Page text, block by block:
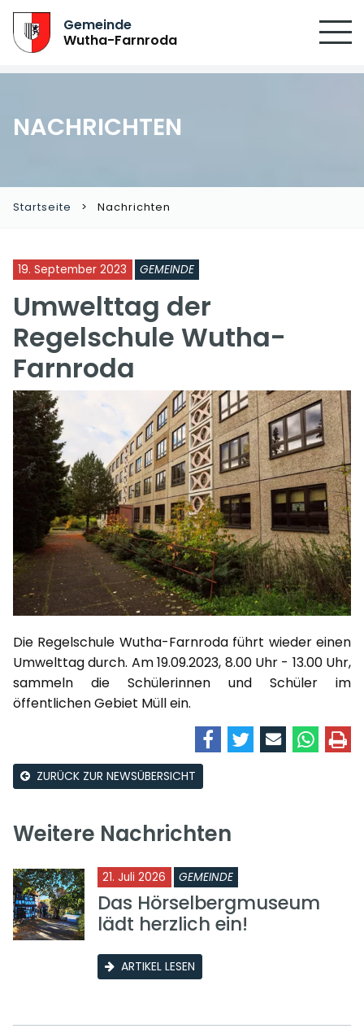
Gemeinde
Wutha-Farnroda
NACHRICHTEN
Startseite Nachrichten
19. September 2023 GEMEINDE
Umwelttag der
Regelschule Wutha-
Farnroda
Die Regelschule Wutha-Farnroda führt wieder einen
Umwelttag durch. Am 19.09.2023, 8.00 Uhr - 13.00 Uhr,
sammeln die Schülerinnen und Schüler im
öffentlichen Gebiet Müll ein.
ZURÜCK ZUR NEWSÜBERSICHT
Weitere Nachrichten
21. Juli 2026 GEMEINDE
Das Hörselbergmuseum
lädt herzlich ein!
ARTIKEL LESEN